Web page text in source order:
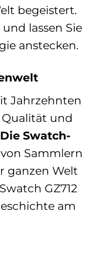
begeistert.
lassen Sie
anstecken.
Jahrzehnten
und
Die Swatch-
Sammlern
ganzen Welt
GZ712
am